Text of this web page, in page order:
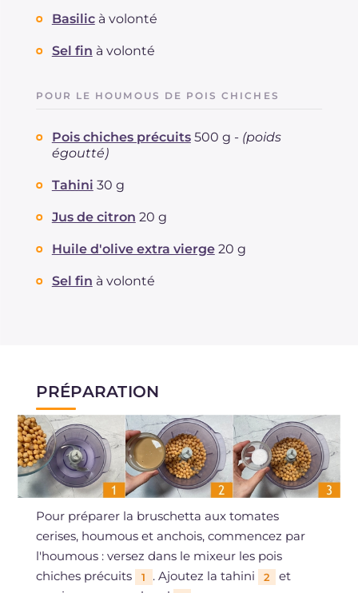
Basilic à volonté
Sel fin à volonté
POUR LE HOUMOUS DE POIS CHICHES
Pois chiches précuits 500 g - (poids
égoutté)
Tahini 30 g
Jus de citron 20 g
Huile d'olive extra vierge 20 g
Sel fin à volonté
PRÉPARATION
Pour préparer la bruschetta aux tomates
cerises, houmous et anchois, commencez par
l'houmous : versez dans le mixeur les pois
chiches précuits
1 . Ajoutez la tahini 2
et